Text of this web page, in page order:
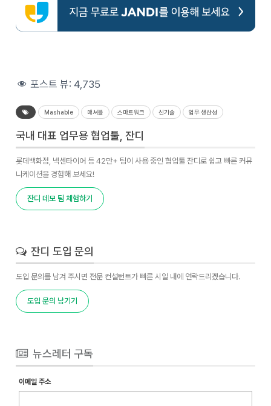
포스트 뷰:4,735
Mashable 매셔블 스마트워크 신기술 업무 생산성
국내 대표 업무용 협업툴, 잔디
롯데백화점, 넥센타이어 등 42만+ 팀이 사용 중인 협업툴 잔디로 쉽고 빠른 커뮤
니케이션을 경험해 보세요!
잔디 데모 팀 체험하기
잔디 도입 문의
도입 문의를 남겨 주시면 전문 컨설턴트가 빠른 시일 내에 연락드리겠습니다.
도입 문의 남기기
뉴스레터 구독
이메일 주소